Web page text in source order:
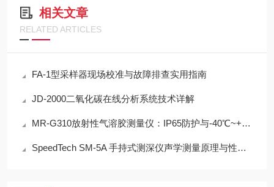
相关文章
RELATED ARTICLES
FA-1型采样器现场校准与故障排查实用指南
JD-2000二氧化碳在线分析系统技术详解
MR-G310放射性气溶胶测量仪：IP65防护与-40℃~+50℃宽温工作能力
SpeedTech SM-5A 手持式测深仪声学测量原理与性能分析